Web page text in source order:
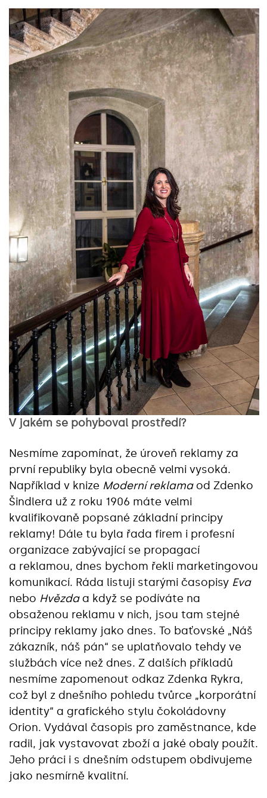
V jakém se pohyboval prostředí?
Nesmíme zapomínat, že úroveň reklamy za
první republiky byla obecně velmi vysoká.
Například v knize Moderní reklamaod Zdenko
Šindlera už z roku 1906 máte velmi
kvalifikovaně popsané základní principy
reklamy! Dále tu byla řada firem i profesní
organizace zabývající se propagací
a reklamou, dnes bychom řekli marketingovou
komunikací. Ráda listuji starými časopisy Eva
nebo Hvězdaa když se podíváte na
obsaženou reklamu v nich, jsou tam stejné
principy reklamy jako dnes. To baťovské „Náš
zákazník, náš pán“ se uplatňovalo tehdy ve
službách více než dnes. Z dalších příkladů
nesmíme zapomenout odkaz Zdenka Rykra,
což byl z dnešního pohledu tvůrce „korporátní
identity“ a grafického stylu čokoládovny
Orion. Vydával časopis pro zaměstnance, kde
radil, jak vystavovat zboží a jaké obaly použít.
Jeho práci i s dnešním odstupem obdivujeme
jako nesmírně kvalitní.